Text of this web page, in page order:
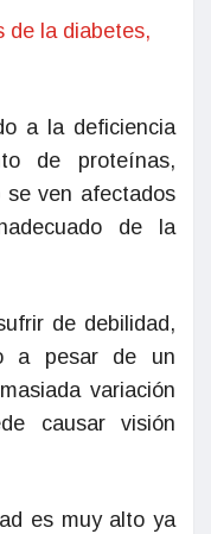
de la diabetes,
a la deficiencia
de proteínas,
se ven afectados
de la
de debilidad,
a pesar de un
variación
causar visión
es muy alto ya